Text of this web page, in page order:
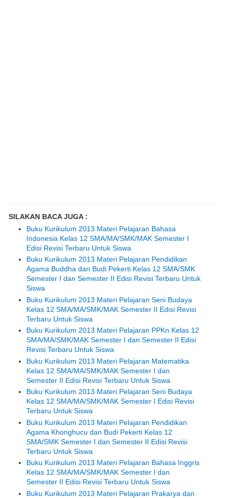
SILAKAN BACA JUGA :
Buku Kurikulum 2013 Materi Pelajaran Bahasa
Indonesia Kelas 12 SMA/MA/SMK/MAK Semester I
Edisi Revisi Terbaru Untuk Siswa
Buku Kurikulum 2013 Materi Pelajaran Pendidikan
Agama Buddha dan Budi Pekerti Kelas 12 SMA/SMK
Semester I dan Semester II Edisi Revisi Terbaru Untuk
Siswa
Buku Kurikulum 2013 Materi Pelajaran Seni Budaya
Kelas 12 SMA/MA/SMK/MAK Semester II Edisi Revisi
Terbaru Untuk Siswa
Buku Kurikulum 2013 Materi Pelajaran PPKn Kelas 12
SMA/MA/SMK/MAK Semester I dan Semester II Edisi
Revisi Terbaru Untuk Siswa
Buku Kurikulum 2013 Materi Pelajaran Matematika
Kelas 12 SMA/MA/SMK/MAK Semester I dan
Semester II Edisi Revisi Terbaru Untuk Siswa
Buku Kurikulum 2013 Materi Pelajaran Seni Budaya
Kelas 12 SMA/MA/SMK/MAK Semester I Edisi Revisi
Terbaru Untuk Siswa
Buku Kurikulum 2013 Materi Pelajaran Pendidikan
Agama Khonghucu dan Budi Pekerti Kelas 12
SMA/SMK Semester I dan Semester II Edisi Revisi
Terbaru Untuk Siswa
Buku Kurikulum 2013 Materi Pelajaran Bahasa Inggris
Kelas 12 SMA/MA/SMK/MAK Semester I dan
Semester II Edisi Revisi Terbaru Untuk Siswa
Buku Kurikulum 2013 Materi Pelajaran Prakarya dan